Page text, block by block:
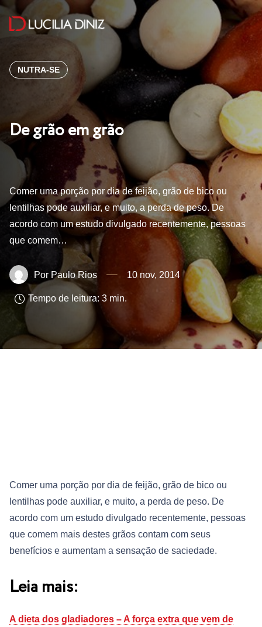
NUTRA-SE
De grão em grão
Comer uma porção por dia de feijão, grão de bico ou
lentilhas pode auxiliar, e muito, a perda de peso. De
acordo com um estudo divulgado recentemente, pessoas
que comem…
Paulo Rios 10 nov, 2014
Tempo de leitura: 3 min.
Comer uma porção por dia de feijão, grão de bico ou
lentilhas pode auxiliar, e muito, a perda de peso. De
acordo com um estudo divulgado recentemente, pessoas
que comem mais destes grãos contam com seus
benefícios e aumentam a sensação de saciedade.
Leia mais:
A dieta dos gladiadores – A força extra que vem de